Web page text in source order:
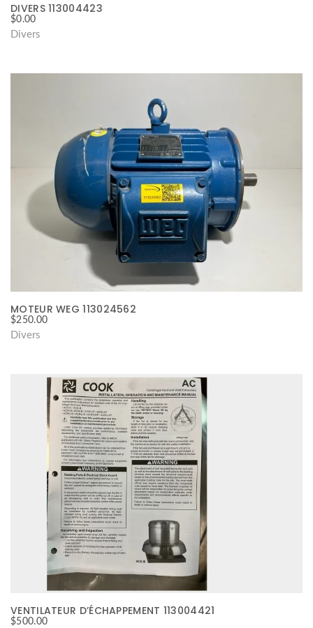
DIVERS 113004423
$0.00
Divers
MOTEUR WEG 113024562
$250.00
Divers
VENTILATEUR D’ÉCHAPPEMENT 113004421
$500.00